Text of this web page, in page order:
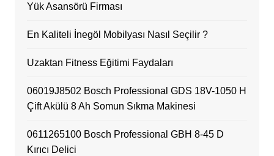
Yük Asansörü Firması
En Kaliteli İnegöl Mobilyası Nasıl Seçilir ?
Uzaktan Fitness Eğitimi Faydaları
06019J8502 Bosch Professional GDS 18V-1050 H
Çift Akülü 8 Ah Somun Sıkma Makinesi
0611265100 Bosch Professional GBH 8-45 D
Kırıcı Delici